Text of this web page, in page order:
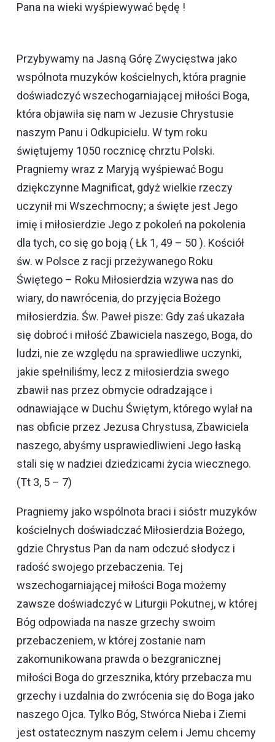
Pana na wieki wyśpiewywać będę !
Przybywamy na Jasną Górę Zwycięstwa jako
wspólnota muzyków kościelnych, która pragnie
doświadczyć wszechogarniającej miłości Boga,
która objawiła się nam w Jezusie Chrystusie
naszym Panu i Odkupicielu. W tym roku
świętujemy 1050 rocznicę chrztu Polski.
Pragniemy wraz z Maryją wyśpiewać Bogu
dziękczynne Magnificat, gdyż wielkie rzeczy
uczynił mi Wszechmocny; a święte jest Jego
imię i miłosierdzie Jego z pokoleń na pokolenia
dla tych, co się go boją ( Łk 1, 49 – 50 ). Kościół
św. w Polsce z racji przeżywanego Roku
Świętego – Roku Miłosierdzia wzywa nas do
wiary, do nawrócenia, do przyjęcia Bożego
miłosierdzia. Św. Paweł pisze: Gdy zaś ukazała
się dobroć i miłość Zbawiciela naszego, Boga, do
ludzi, nie ze względu na sprawiedliwe uczynki,
jakie spełniliśmy, lecz z miłosierdzia swego
zbawił nas przez obmycie odradzające i
odnawiające w Duchu Świętym, którego wylał na
nas obficie przez Jezusa Chrystusa, Zbawiciela
naszego, abyśmy usprawiedliwieni Jego łaską
stali się w nadziei dziedzicami życia wiecznego.
(Tt 3, 5 – 7)
Pragniemy jako wspólnota braci i sióstr muzyków
kościelnych doświadczać Miłosierdzia Bożego,
gdzie Chrystus Pan da nam odczuć słodycz i
radość swojego przebaczenia. Tej
wszechogarniającej miłości Boga możemy
zawsze doświadczyć w Liturgii Pokutnej, w której
Bóg odpowiada na nasze grzechy swoim
przebaczeniem, w której zostanie nam
zakomunikowana prawda o bezgranicznej
miłości Boga do grzesznika, który przebacza mu
grzechy i uzdalnia do zwrócenia się do Boga jako
naszego Ojca. Tylko Bóg, Stwórca Nieba i Ziemi
jest ostatecznym naszym celem i Jemu chcemy